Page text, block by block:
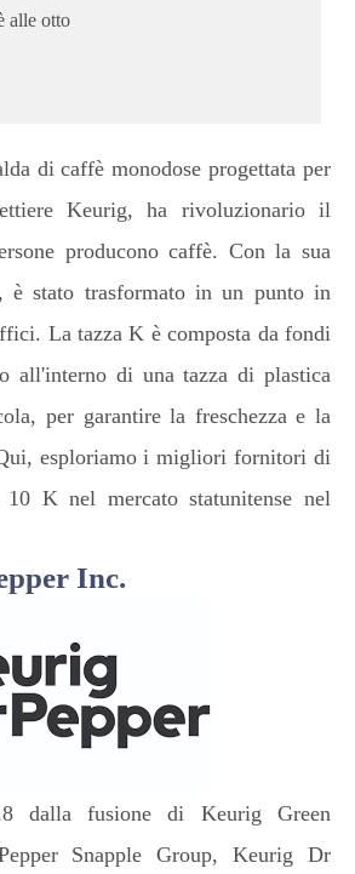
alle otto
di caffè monodose progettata per
Keurig, ha rivoluzionario il
producono caffè. Con la sua
è stato trasformato in un punto in
La tazza K è composta da fondi
all'interno di una tazza di plastica
per garantire la freschezza e la
esploriamo i migliori fornitori di
K nel mercato statunitense nel
Inc.
dalla fusione di Keurig Green
Snapple Group, Keurig Dr